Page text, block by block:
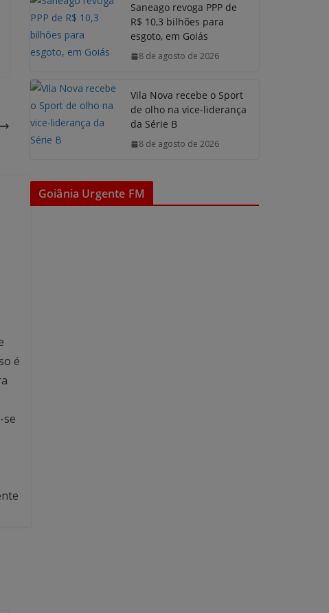
é
se
Saneago revoga PPP de
R$ 10,3 bilhões para
esgoto, em Goiás
8 de agosto de 2026
Vila Nova recebe o Sport
de olho na vice-liderança
da Série B
8 de agosto de 2026
Goiânia Urgente FM